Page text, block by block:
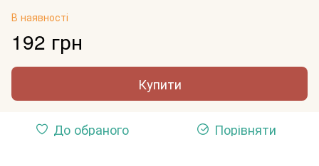
В наявності
192 грн
Купити
До обраного Порівняти